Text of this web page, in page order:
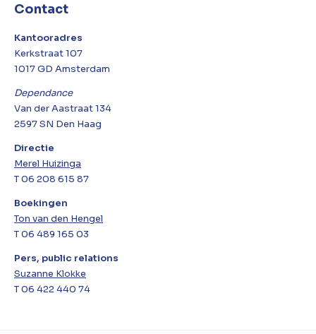
Contact
Kantooradres
Kerkstraat 107
1017 GD Amsterdam
Dependance
Van der Aastraat 134
2597 SN Den Haag
Directie
Merel Huizinga
T 06 208 615 87
Boekingen
Ton van den Hengel
T 06 489 165 03
Pers, public relations
Suzanne Klokke
T 06 422 440 74